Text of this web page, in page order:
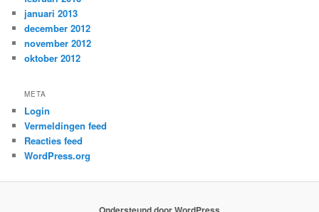
januari 2013
december 2012
november 2012
oktober 2012
META
Login
Vermeldingen feed
Reacties feed
WordPress.org